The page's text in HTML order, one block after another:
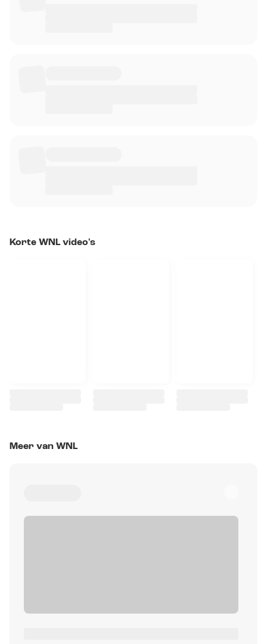
Korte WNL video's
Meer van WNL